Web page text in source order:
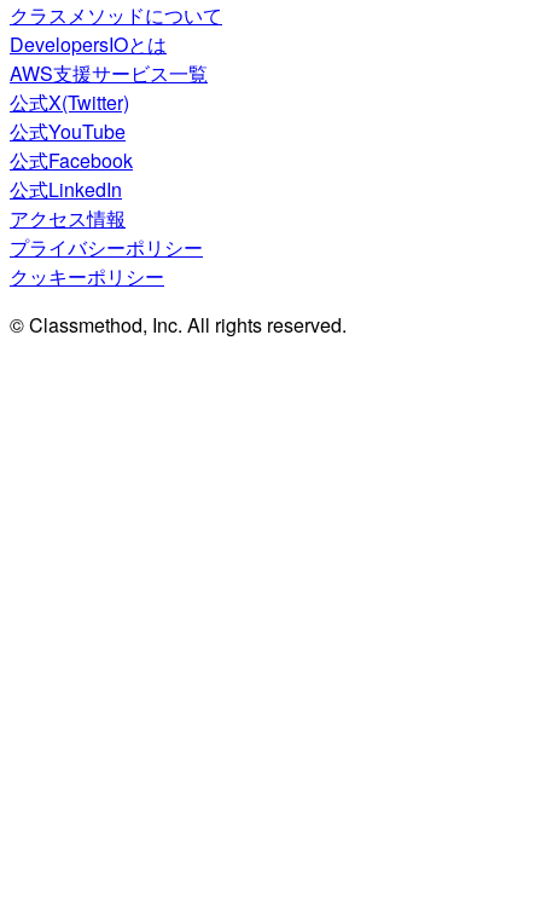
クラスメソッドについて
DevelopersIOとは
AWS支援サービス一覧
公式X(Twitter)
公式YouTube
公式Facebook
公式LinkedIn
アクセス情報
プライバシーポリシー
クッキーポリシー
© Classmethod, Inc. All rights reserved.